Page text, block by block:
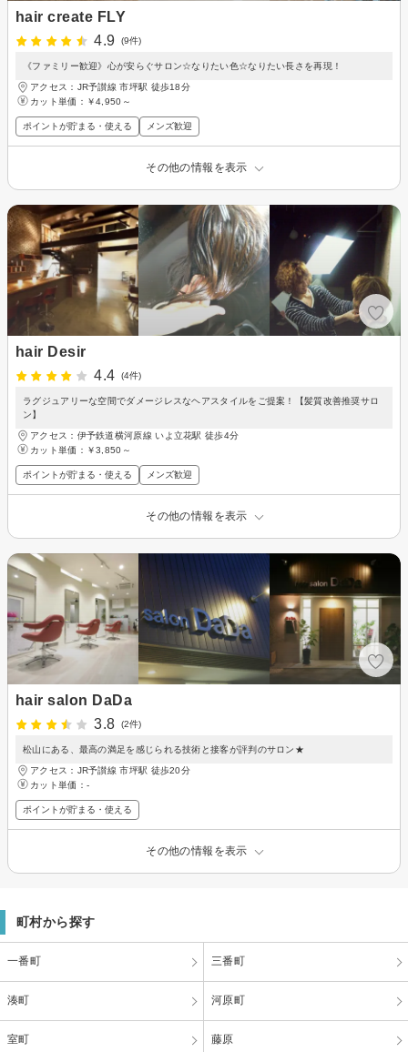
hair create FLY
4.9
(9件)
《ファミリー歓迎》心が安らぐサロン☆なりたい色☆なりたい長さを再現！
アクセス：JR予讃線 市坪駅 徒歩18分
カット単価： ￥4,950～
ポイントが貯まる・使える メンズ歓迎
その他の情報を表示
hair Desir
4.4
(4件)
ラグジュアリーな空間でダメージレスなヘアスタイルをご提案！【髪質改善推奨サロ
ン】
アクセス：伊予鉄道横河原線 いよ立花駅 徒歩4分
カット単価： ￥3,850～
ポイントが貯まる・使える メンズ歓迎
その他の情報を表示
hair salon DaDa
3.8
(2件)
松山にある、最高の満足を感じられる技術と接客が評判のサロン★
アクセス：JR予讃線 市坪駅 徒歩20分
カット単価： -
ポイントが貯まる・使える
その他の情報を表示
町村から探す
一番町 三番町
湊町 河原町
室町 藤原